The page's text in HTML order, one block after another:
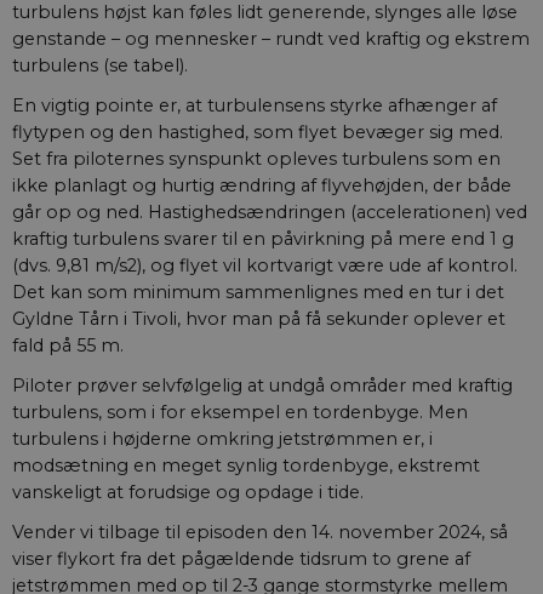
turbulens højst kan føles lidt generende, slynges alle løse
genstande – og mennesker – rundt ved kraftig og ekstrem
turbulens (se tabel).
En vigtig pointe er, at turbulensens styrke afhænger af
flytypen og den hastighed, som flyet bevæger sig med.
Set fra piloternes synspunkt opleves turbulens som en
ikke planlagt og hurtig ændring af flyvehøjden, der både
går op og ned. Hastighedsændringen (accelerationen) ved
kraftig turbulens svarer til en påvirkning på mere end 1 g
(dvs. 9,81 m/s2), og flyet vil kortvarigt være ude af kontrol.
Det kan som minimum sammenlignes med en tur i det
Gyldne Tårn i Tivoli, hvor man på få sekunder oplever et
fald på 55 m.
Piloter prøver selvfølgelig at undgå områder med kraftig
turbulens, som i for eksempel en tordenbyge. Men
turbulens i højderne omkring jetstrømmen er, i
modsætning en meget synlig tordenbyge, ekstremt
vanskeligt at forudsige og opdage i tide.
Vender vi tilbage til episoden den 14. november 2024, så
viser flykort fra det pågældende tidsrum to grene af
jetstrømmen med op til 2-3 gange stormstyrke mellem